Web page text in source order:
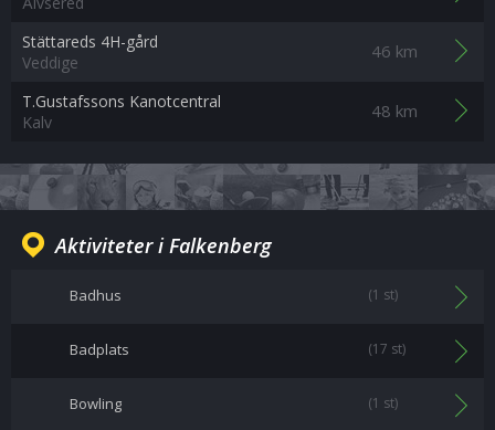
Stättareds 4H-gård
Veddige
46 km
T.Gustafssons Kanotcentral
Kalv
48 km
Aktiviteter i Falkenberg
Badhus (1 st)
Badplats (17 st)
Bowling (1 st)